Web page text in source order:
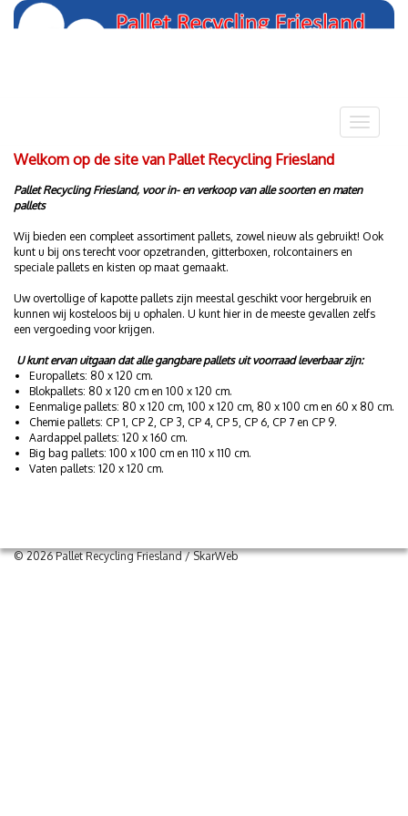
Toggle
Welkom op de site van Pallet Recycling Friesland
Pallet Recycling Friesland, voor in- en verkoop van alle soorten en maten
pallets
Wij bieden een compleet assortiment pallets, zowel nieuw als gebruikt! Ook
kunt u bij ons terecht voor opzetranden, gitterboxen, rolcontainers en
speciale pallets en kisten op maat gemaakt.
Uw overtollige of kapotte pallets zijn meestal geschikt voor hergebruik en
kunnen wij kosteloos bij u ophalen. U kunt hier in de meeste gevallen zelfs
een vergoeding voor krijgen.
U kunt ervan uitgaan dat alle gangbare pallets uit voorraad leverbaar zijn:
Europallets: 80 x 120 cm.
Blokpallets: 80 x 120 cm en 100 x 120 cm.
Eenmalige pallets: 80 x 120 cm, 100 x 120 cm, 80 x 100 cm en 60 x 80 cm.
Chemie pallets: CP 1, CP 2, CP 3, CP 4, CP 5, CP 6, CP 7 en CP 9.
Aardappel pallets: 120 x 160 cm.
Big bag pallets: 100 x 100 cm en 110 x 110 cm.
Vaten pallets: 120 x 120 cm.
© 2026 Pallet Recycling Friesland / SkarWeb